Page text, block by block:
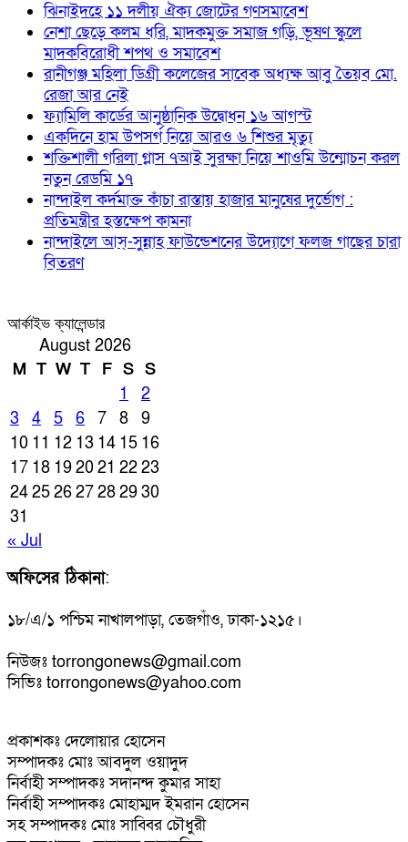
ঝিনাইদহে ১১ দলীয় ঐক্য জোটের গণসমাবেশ
নেশা ছেড়ে কলম ধরি, মাদকমুক্ত সমাজ গড়ি, ভূষণ স্কুলে
মাদকবিরোধী শপথ ও সমাবেশ
রানীগঞ্জ মহিলা ডিগ্রী কলেজের সাবেক অধ্যক্ষ আবু তৈয়ব মো.
রেজা আর নেই
ফ্যামিলি কার্ডের আনুষ্ঠানিক উদ্বোধন ১৬ আগস্ট
একদিনে হাম উপসর্গ নিয়ে আরও ৬ শিশুর মৃত্যু
শক্তিশালী গরিলা গ্লাস ৭আই সুরক্ষা নিয়ে শাওমি উন্মোচন করল
নতুন রেডমি ১৭
নান্দাইল কর্দমাক্ত কাঁচা রাস্তায় হাজার মানুষের দুর্ভোগ :
প্রতিমন্ত্রীর হস্তক্ষেপ কামনা
নান্দাইলে আস্-সুন্নাহ ফাউন্ডেশনের উদ্যোগে ফলজ গাছের চারা
বিতরণ
আর্কাইভ ক্যালেন্ডার
August 2026
M T W T F S S
1
2
3
4 5 6 7 8
9
10 11 12 13 14 15 16
17 18 192021 2223
24252627282930
31
« Jul
অফিসের ঠিকানা:
১৮/এ/১ পশ্চিম নাখালপাড়া, তেজগাঁও, ঢাকা-১২১৫।
নিউজঃ torrongonews@gmail.com
সিভিঃ torrongonews@yahoo.com
প্রকাশকঃ দেলোয়ার হোসেন
সম্পাদকঃ মোঃ আবদুল ওয়াদুদ
নির্বাহী সম্পাদকঃ সদানন্দ কুমার সাহা
নির্বাহী সম্পাদকঃ মোহাম্মদ ইমরান হোসেন
সহ সম্পাদকঃ মোঃ সাব্বির চৌধুরী